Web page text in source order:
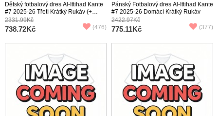
Dětský fotbalový dres Al-Ittihad Kante
#7 2025-26 Třetí Krátký Rukáv (+
trenýrky)
2331.99Kč
738.72Kč (476)
Pánský Fotbalový dres Al-Ittihad Kante
#7 2025-26 Domácí Krátký Rukáv
2422.97Kč
775.11Kč (377)